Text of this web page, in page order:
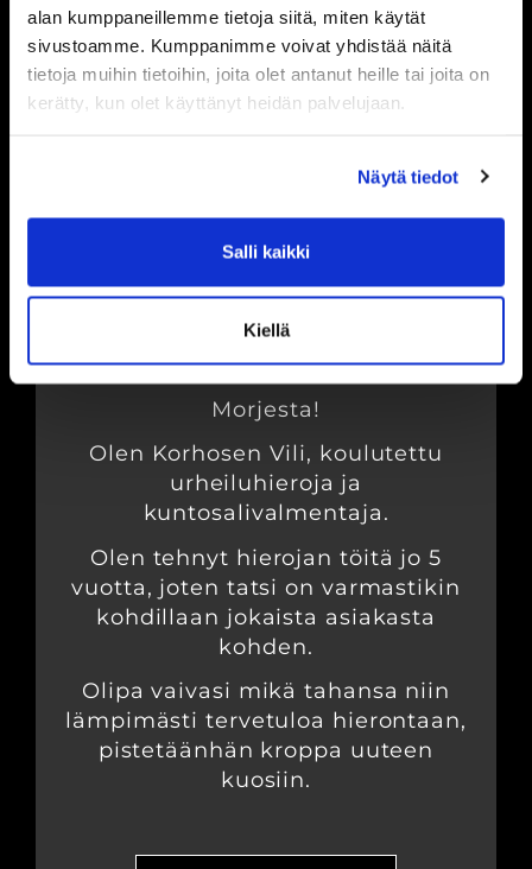
alan kumppaneillemme tietoja siitä, miten käytät
sivustoamme. Kumppanimme voivat yhdistää näitä
tietoja muihin tietoihin, joita olet antanut heille tai joita on
kerätty, kun olet käyttänyt heidän palvelujaan.
Näytä tiedot
Salli kaikki
Kiellä
LUE LISÄÄ JA VARAA
AIKA →
Urheiluhieroja
VILI KORHONEN
Morjesta!
Olen Korhosen Vili, koulutettu
urheiluhieroja ja
kuntosalivalmentaja.
Olen tehnyt hierojan töitä jo 5
vuotta, joten tatsi on varmastikin
kohdillaan jokaista asiakasta
kohden.
Olipa vaivasi mikä tahansa niin
lämpimästi tervetuloa hierontaan,
pistetäänhän kroppa uuteen
kuosiin.